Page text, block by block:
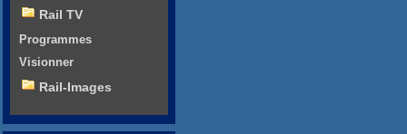
Rail TV
Programmes
Visionner
Rail-Images